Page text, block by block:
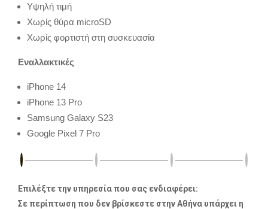
Υψηλή τιμή
Χωρίς θύρα microSD
Χωρίς φορτιστή στη συσκευασία
Εναλλακτικές
iPhone 14
iPhone 13 Pro
Samsung Galaxy S23
Google Pixel 7 Pro
Επιλέξτε την υπηρεσία που σας ενδιαφέρει:
Σε περίπτωση που δεν βρίσκεστε στην Αθήνα υπάρχει η